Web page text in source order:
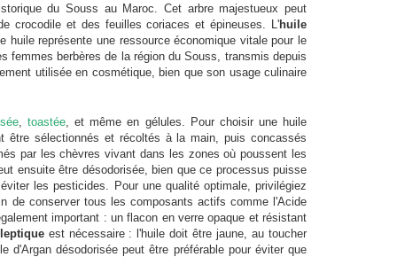
du Souss au Maroc. Cet arbre majestueux peut
crocodile et des feuilles coriaces et épineuses. L'huile
représente une ressource économique vitale pour le
femmes berbères de la région du Souss, transmis depuis
utilisée en cosmétique, bien que son usage culinaire
, toastée , et même en gélules. Pour choisir une huile
être sélectionnés et récoltés à la main, puis concassés
par les chèvres vivant dans les zones où poussent les
ensuite être désodorisée, bien que ce processus puisse
les pesticides. Pour une qualité optimale, privilégiez
de conserver tous les composants actifs comme l'Acide
important : un flacon en verre opaque et résistant
est nécessaire : l'huile doit être jaune, au toucher
désodorisée peut être préférable pour éviter que